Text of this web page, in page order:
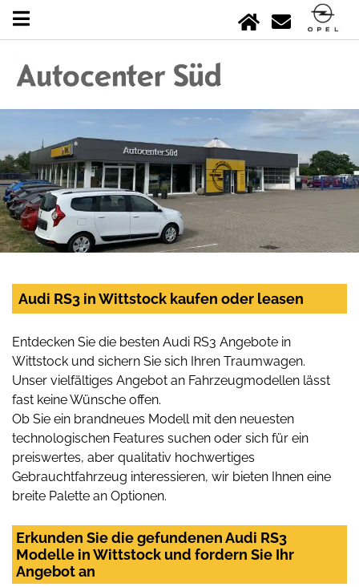
Audi RS3 in Wittstock kaufen oder leasen
Entdecken Sie die besten Audi RS3 Angebote in
Wittstock und sichern Sie sich Ihren Traumwagen.
Unser vielfältiges Angebot an Fahrzeugmodellen lässt
fast keine Wünsche offen.
Ob Sie ein brandneues Modell mit den neuesten
technologischen Features suchen oder sich für ein
preiswertes, aber qualitativ hochwertiges
Gebrauchtfahrzeug interessieren, wir bieten Ihnen eine
breite Palette an Optionen.
Erkunden Sie die gefundenen Audi RS3
Modelle in Wittstock und fordern Sie Ihr
Angebot an